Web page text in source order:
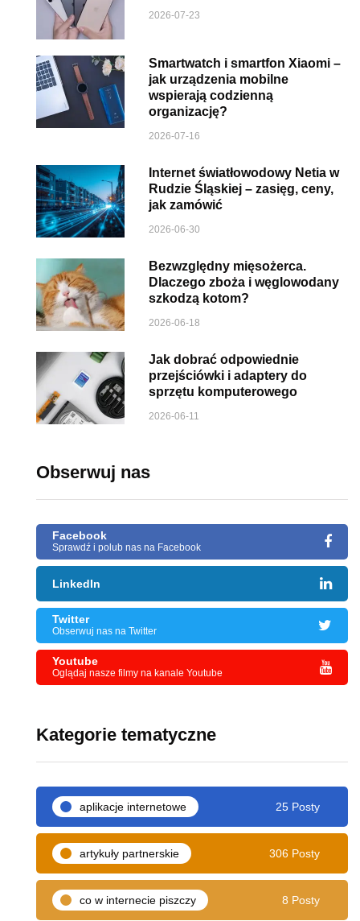
2026-07-23
Smartwatch i smartfon Xiaomi –
jak urządzenia mobilne
wspierają codzienną
organizację?
2026-07-16
Internet światłowodowy Netia w
Rudzie Śląskiej – zasięg, ceny,
jak zamówić
2026-06-30
Bezwzględny mięsożerca.
Dlaczego zboża i węglowodany
szkodzą kotom?
2026-06-18
Jak dobrać odpowiednie
przejściówki i adaptery do
sprzętu komputerowego
2026-06-11
Obserwuj nas
Facebook
Sprawdź i polub nas na Facebook
LinkedIn
Twitter
Obserwuj nas na Twitter
Youtube
Oglądaj nasze filmy na kanale Youtube
Kategorie tematyczne
aplikacje internetowe 25 Posty
artykuły partnerskie 306 Posty
co w internecie piszczy 8 Posty